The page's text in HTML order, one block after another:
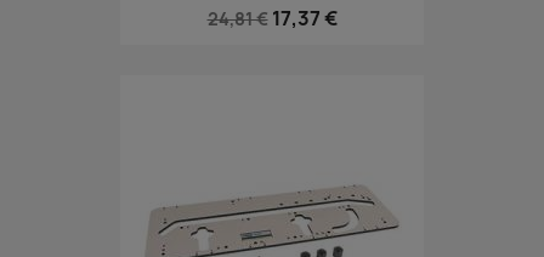
24,81 € 17,37 €